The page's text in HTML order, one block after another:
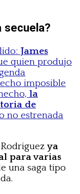
secuela?
James
quien produjo
imposible
la
de
no estrenada
ya
para varias
una saga tipo